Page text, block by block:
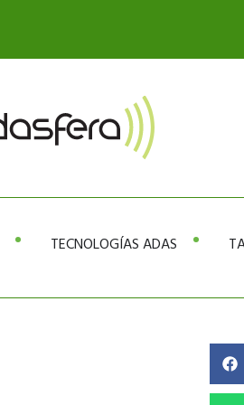
TECNOLOGÍAS ADAS